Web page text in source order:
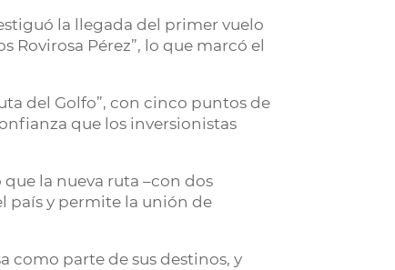
la llegada del primer vuelo
Pérez”, lo que marcó el
del Golfo”, con cinco puntos de
que los inversionistas
la nueva ruta –con dos
país y permite la unión de
como parte de sus destinos, y